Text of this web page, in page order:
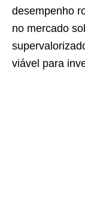
desempenho
no mercado
viável para